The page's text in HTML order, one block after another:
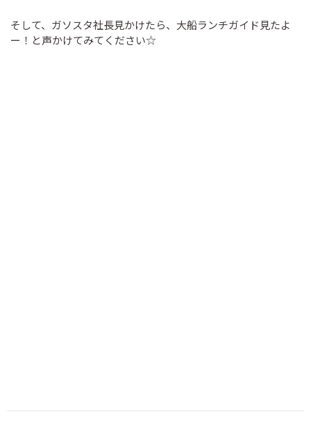
そして、ガソスタ社長見かけたら、大船ランチガイド見たよ
ー！と声かけてみてください☆